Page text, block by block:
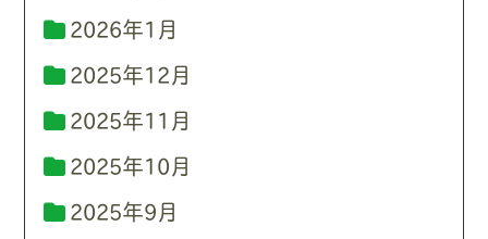
2026年1月
2025年12月
2025年11月
2025年10月
2025年9月